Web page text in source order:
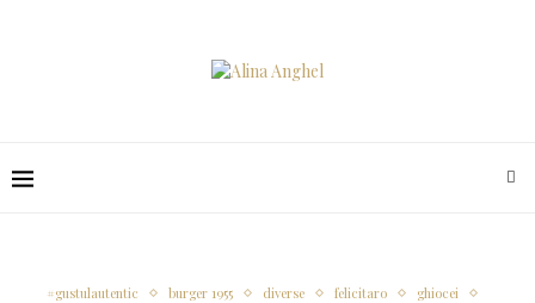
#gustulautentic burger 1955 diverse felicitaro
ghiocei